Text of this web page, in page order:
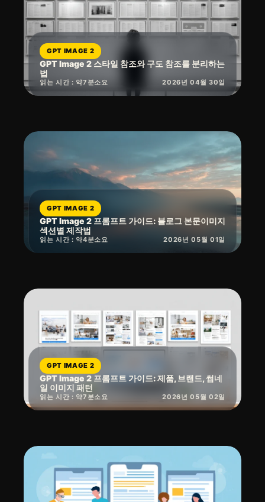
GPT IMAGE 2
GPT Image 2 스타일 참조와 구도 참조를 분리하는
법
읽는 시간 : 약7 분소요 2026년 04월 30일
GPT IMAGE 2
GPT Image 2 프롬프트 가이드: 블로그 본문이미지
섹션별 제작법
읽는 시간 : 약4분소요 2026년 05월 01일
GPT IMAGE 2
GPT Image 2 프롬프트 가이드: 제품, 브랜드, 썸네
일 이미지 패턴
읽는 시간 : 약7 분소요 2026년 05월 02일